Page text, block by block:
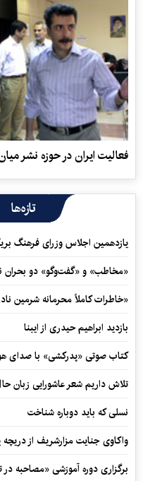
فعالیت ایران در حوزه نشر
تازه‌ها
یازدهمین اجلاس وزرای فرهنگ
«مخاطب» و «گفت‌وگو» دو بحران
«خاطرات کاملاً محرمانه شرمین
بازدید ابراهیم حیدری از ایبنا
کتاب صوتی «پدرکشی» با صدای
تلاش داریم شعر عاشورایی زبان
نسلی که باید دوباره شناخت
واکاوی جنایت مزارشریف از
برگزاری دوره آموزشی «مصاحبه در